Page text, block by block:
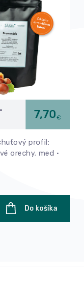
7,70€
profil:
orechy, med •
Do košíka